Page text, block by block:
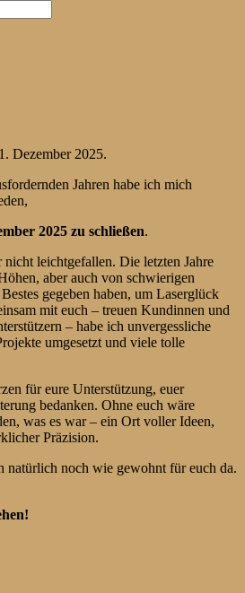
Dezember 2025.
Jahren habe ich mich
2025 zu schließen.
leichtgefallen. Die letzten Jahre
aber auch von schwierigen
gegeben haben, um Laserglück
mit euch – treuen Kundinnen und
– habe ich unvergessliche
umgesetzt und viele tolle
für eure Unterstützung, euer
bedanken. Ohne euch wäre
was es war – ein Ort voller Ideen,
Präzision.
natürlich noch wie gewohnt für euch da.